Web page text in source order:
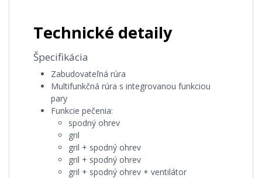
Technické detaily
Špecifikácia
Zabudovateľná rúra
Multifunkčná rúra s integrovanou funkciou
pary
Funkcie pečenia:
spodný ohrev
gril
gril + spodný ohrev
gril + spodný ohrev
gril + spodný ohrev + ventilátor